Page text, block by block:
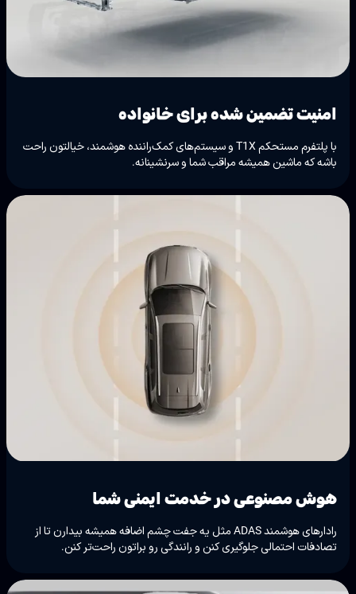
امنیت تضمین شده برای خانواده
با پلتفرم مستحکم T1X و سیستم‌های کمک‌راننده هوشمند، خیالتون راحت
باشه که ماشین همیشه مراقب شما و سرنشینانه.
هوش مصنوعی در خدمت ایمنی شما
رادارهای هوشمند ADAS مثل یه جفت چشم اضافه همیشه بیدارن تا از
تصادفات احتمالی جلوگیری کنن و رانندگی رو براتون راحت‌تر کنن.